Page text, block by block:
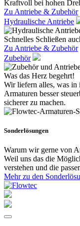
Kraftvoll bei hohen
Zu Antriebe & Zubehör
Hydraulische Antriebe
Schnelles Schließen
Zu Antriebe & Zubehör
Zubehör
Was das Herz begehrt!
Wir liefern alles, was in
Armaturen besser
sicherer zu machen.
Sonderlösungen
Warum wir gerne von
Weil uns das die
verstehen und die
Mehr zu den